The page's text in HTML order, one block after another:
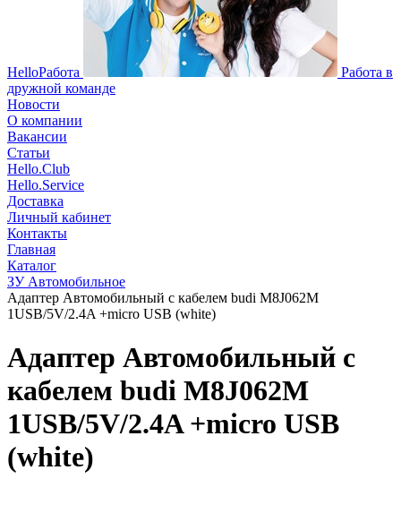
HelloРабота
Работа в
дружной команде
Новости
О компании
Вакансии
Статьи
Hello.Club
Hello.Service
Доставка
Личный кабинет
Контакты
Главная
Каталог
ЗУ Автомобильное
Адаптер Автомобильный с кабелем budi M8J062M
1USB/5V/2.4A +micro USB (white)
Адаптер Автомобильный с
кабелем budi M8J062M
1USB/5V/2.4A +micro USB
(white)